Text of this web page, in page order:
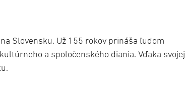
Slovensku. Už 155 rokov prináša ľuďom
a spoločenského diania. Vďaka svojej